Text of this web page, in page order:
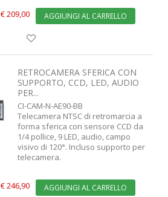
€ 209,00 AGGIUNGI AL CARRELLO
RETROCAMERA SFERICA CON
SUPPORTO, CCD, LED, AUDIO
PER...
CI-CAM-N-AE90-BB
Telecamera NTSC di retromarcia a
forma sferica con sensore CCD da
1/4 pollice, 9 LED, audio, campo
visivo di 120°. Incluso supporto per
telecamera.
€ 246,90 AGGIUNGI AL CARRELLO